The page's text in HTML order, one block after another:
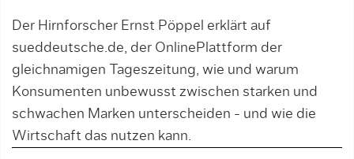
Der Hirnforscher Ernst Pöppel erklärt auf
sueddeutsche.de, der OnlinePlattform der
gleichnamigen Tageszeitung, wie und warum
Konsumenten unbewusst zwischen starken und
schwachen Marken unterscheiden - und wie die
Wirtschaft das nutzen kann.